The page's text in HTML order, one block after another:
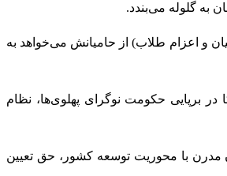
به گلوله می‌بندد.
و اعزام طلاب) از حامیانش می‌خواهد به
برپایی حکومت نوگرای پهلوی‌ها، نظام
مدرن با محوریت توسعه کشور، حق تعیین